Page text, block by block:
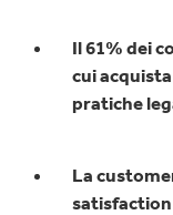
Il 61% dei
cui
pratiche
La